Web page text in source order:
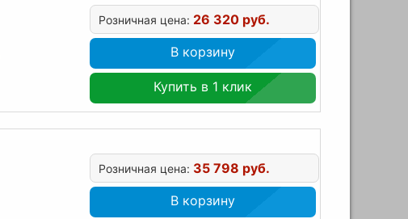
Розничная цена: 26 320 руб.
В корзину
Купить в 1 клик
Розничная цена: 35 798 руб.
В корзину